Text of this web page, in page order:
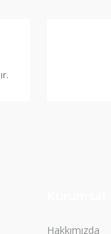
Hakkımızda